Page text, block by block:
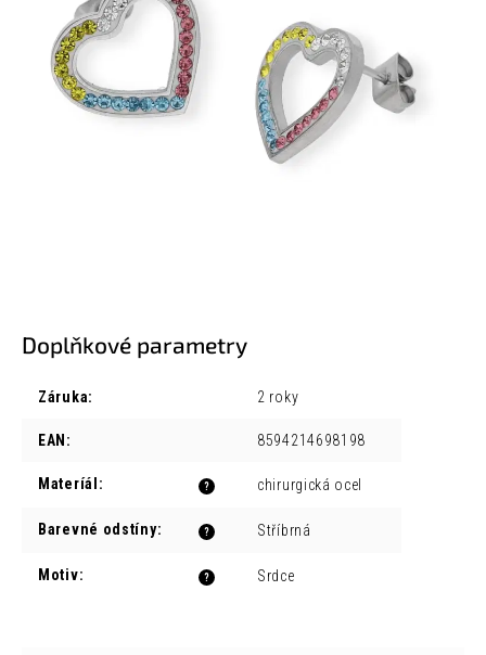
Doplňkové parametry
Záruka: 2 roky
EAN : 8594214698198
?
Materíál : chirurgická ocel
?
Barevné odstíny: Stříbrná
?
Motiv: Srdce